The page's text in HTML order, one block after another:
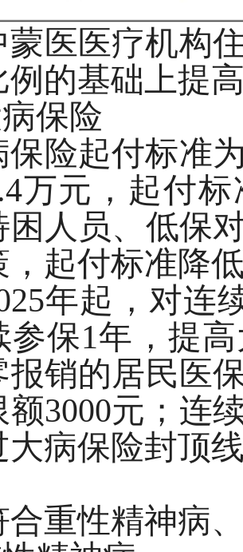
蒙医医疗机构
例的基础上提
保险
保险起付标准
万元，起付
困人员、低保
，起付标准降
年起，对连
参保1年，提
报销的居民医
额3000元；连
大病保险封顶
合重性精神病